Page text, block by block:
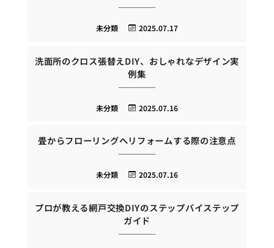
2025.07.17
未分類
洗面所のクロス張替えDIY、おしゃれなデザイン実
例集
2025.07.16
未分類
畳からフローリングへリフォームする際の注意点
2025.07.16
未分類
プロが教える網戸交換DIYのステップバイステップ
ガイド